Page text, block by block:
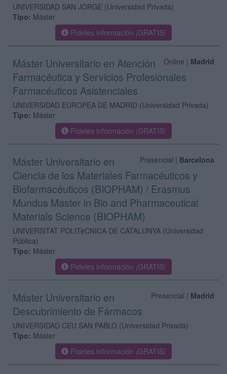
UNIVERSIDAD SAN JORGE (Universidad Privada)
Tipo: Máster
Pídeles información ¡GRATIS!
Online | Madrid
Máster Universitario en Atención
Farmacéutica y Servicios Profesionales
Farmacéuticos Asistenciales
UNIVERSIDAD EUROPEA DE MADRID (Universidad Privada)
Tipo: Máster
Pídeles información ¡GRATIS!
Presencial | Barcelona
Máster Universitario en
Ciencia de los Materiales Farmacéuticos y
Biofarmacéuticos (BIOPHAM) / Erasmus
Mundus Master in Bio and Pharmaceutical
Materials Science (BIOPHAM)
UNIVERSITAT POLITèCNICA DE CATALUNYA (Universidad
Pública)
Tipo: Máster
Pídeles información ¡GRATIS!
Presencial | Madrid
Máster Universitario en
Descubrimiento de Fármacos
UNIVERSIDAD CEU SAN PABLO (Universidad Privada)
Tipo: Máster
Pídeles información ¡GRATIS!